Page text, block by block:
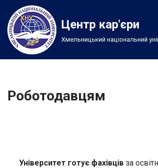
Перейти
до
вмісту
Центр кар'єри
Хмельницький національний
Роботодавцям
Університет готує фахівців за